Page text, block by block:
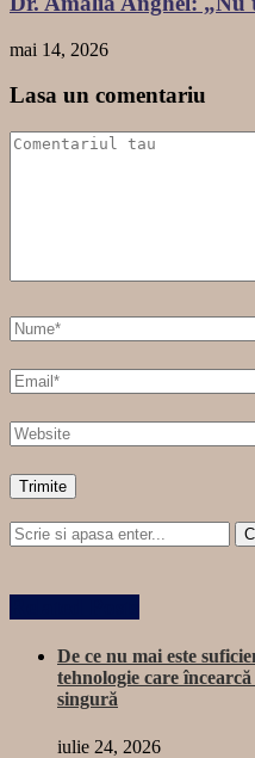
mai 14, 2026
Lasa un comentariu
De ce nu mai este
tehnologie care
singură
iulie 24, 2026